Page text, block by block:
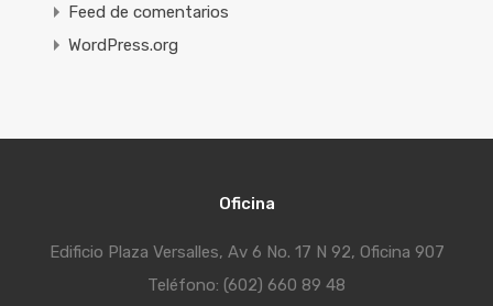
Feed de comentarios
WordPress.org
Oficina
Edificio Plaza Versalles, Av 6 No. 17 N 92, Oficina 907
Teléfono: (602) 660 89 48